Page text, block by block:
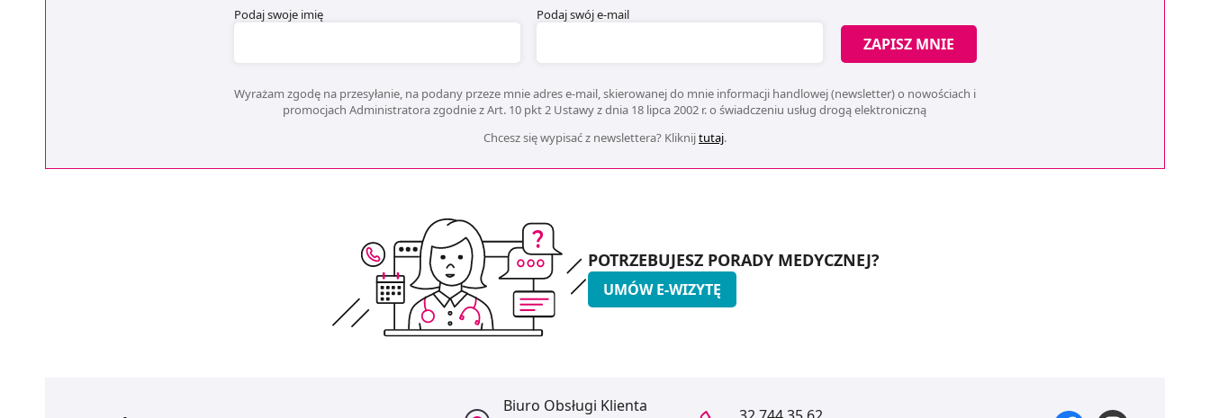
Podaj swoje imię Podaj swój e-mail
ZAPISZ MNIE
Wyrażam zgodę na przesyłanie, na podany przeze mnie adres e-mail, skierowanej do mnie informacji handlowej (newsletter) o nowościach i
promocjach Administratora zgodnie z Art. 10 pkt 2 Ustawy z dnia 18 lipca 2002 r. o świadczeniu usług drogą elektroniczną
Chcesz się wypisać z newslettera? Kliknijtutaj.
POTRZEBUJESZ PORADY MEDYCZNEJ?
UMÓW E-WIZYTĘ
Biuro Obsługi Klienta